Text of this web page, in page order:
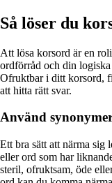
Så löser du
Att lösa korsord är en
ordförråd och din
Ofruktbar i ditt korsord,
att hitta rätt svar.
Använd
Ett bra sätt att närma sig
eller ord som har
steril, ofruktsam, öde